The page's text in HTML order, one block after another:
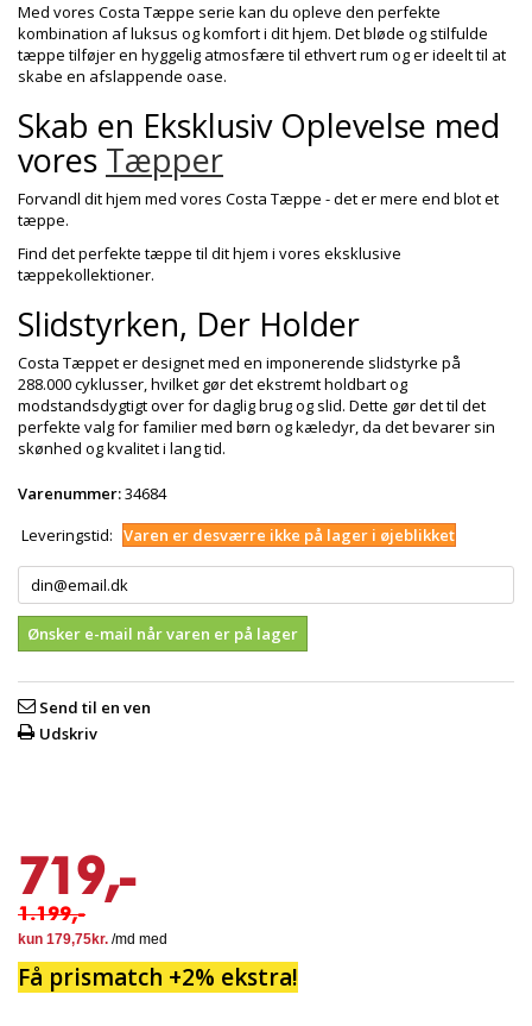
Med vores Costa Tæppe serie kan du opleve den perfekte
kombination af luksus og komfort i dit hjem. Det bløde og stilfulde
tæppe tilføjer en hyggelig atmosfære til ethvert rum og er ideelt til at
skabe en afslappende oase.
Skab en Eksklusiv Oplevelse med
vores Tæpper
Forvandl dit hjem med vores Costa Tæppe - det er mere end blot et
tæppe.
Find det perfekte tæppe til dit hjem i vores eksklusive
tæppekollektioner.
Slidstyrken, Der Holder
Costa Tæppet er designet med en imponerende slidstyrke på
288.000 cyklusser, hvilket gør det ekstremt holdbart og
modstandsdygtigt over for daglig brug og slid. Dette gør det til det
perfekte valg for familier med børn og kæledyr, da det bevarer sin
skønhed og kvalitet i lang tid.
Varenummer:34684
Leveringstid: Varen er desværre ikke på lager i øjeblikket
Ønsker e-mail når varen er på lager
Send til en ven
Udskriv
719,-
1.199,-
Få prismatch +2% ekstra!